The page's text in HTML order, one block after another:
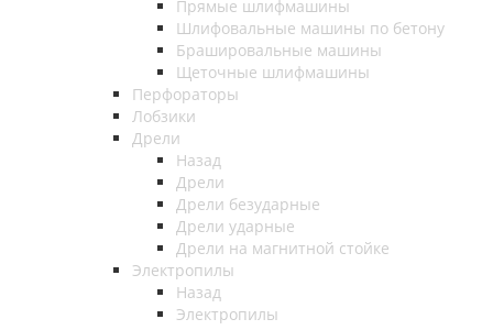
Прямые шлифмашины
Шлифовальные машины по бетону
Брашировальные машины
Щеточные шлифмашины
Перфораторы
Лобзики
Дрели
Назад
Дрели
Дрели безударные
Дрели ударные
Дрели на магнитной стойке
Электропилы
Назад
Электропилы